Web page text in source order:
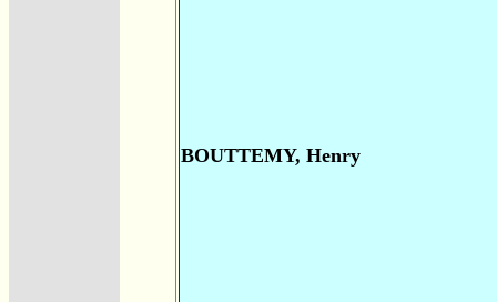
BOUTTEMY, Henry